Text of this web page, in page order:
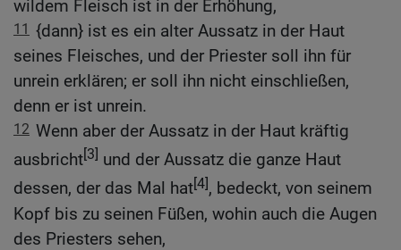
wildem Fleisch ist in der Erhöhung,
11 {dann} ist es ein alter Aussatz in der Haut
seines Fleisches, und der Priester soll ihn für
unrein erklären; er soll ihn nicht einschließen,
denn er ist unrein.
12 Wenn aber der Aussatz in der Haut kräftig
ausbricht[3] und der Aussatz die ganze Haut
dessen, der das Mal hat[4], bedeckt, von seinem
Kopf bis zu seinen Füßen, wohin auch die Augen
des Priesters sehen,